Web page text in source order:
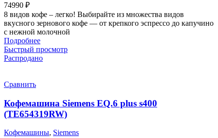
74990 ₽
8 видов кофе – легко! Выбирайте из множества видов
вкусного зернового кофе — от крепкого эспрессо до капучино
с нежной молочной
Подробнее
Быстрый просмотр
Распродано
Сравнить
Кофемашина Siemens EQ.6 plus s400
(TE654319RW)
Кофемашины, Siemens